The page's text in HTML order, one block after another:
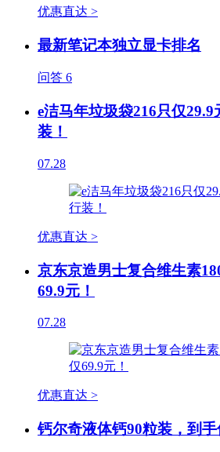
优惠直达 >
最新笔记本独立显卡排名
问答 6
e洁马年垃圾袋216只仅
装！
07.28
优惠直达 >
京东京造男士复合维生素
69.9元！
07.28
优惠直达 >
钙尔奇液体钙90粒装，到手